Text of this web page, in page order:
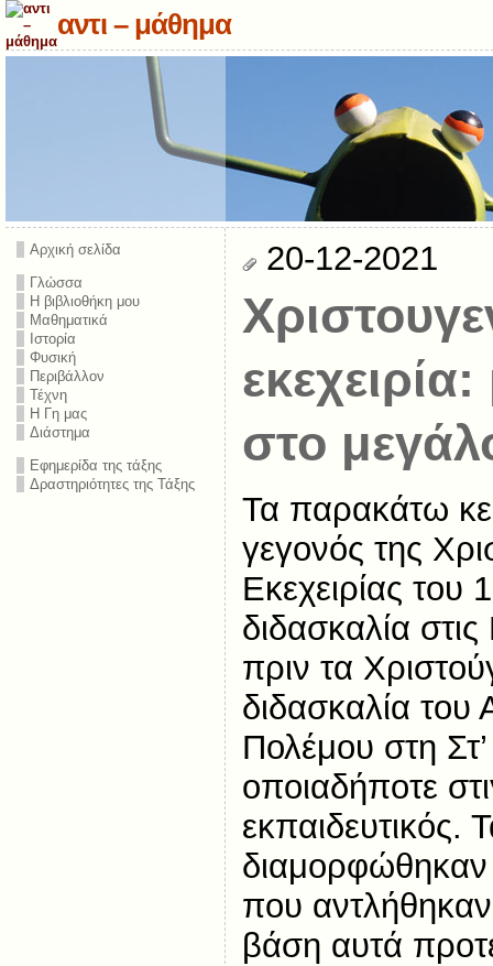
αντι – μάθημα
Αρχική σελίδα
Γλώσσα
Η βιβλιοθήκη μου
Μαθηματικά
Ιστορία
Φυσική
Περιβάλλον
Τέχνη
Η Γη μας
Διάστημα
Εφημερίδα της τάξης
Δραστηριότητες της Τάξης
20-12-2021
στο
Τα παρακάτω
γεγονός της
Εκεχειρίας του
διδασκαλία στις
πριν τα
διδασκαλία του
Πολέμου στη Στ’
οποιαδήποτε
εκπαιδευτικός.
που
βάση αυτά